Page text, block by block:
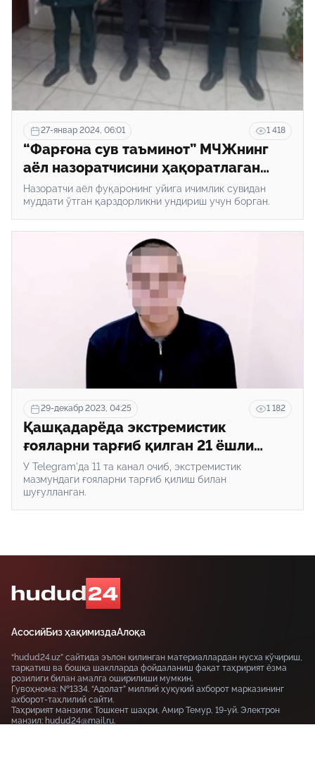
27-январ 2024, 06:01 1 418
“Фарғона сув таъминот” МЧЖнинг
аёл назоратчисини ҳақоратлаган
шахс қамалди. Майда безорилик
қандай жавобгарликка сабаб
бўлади?
Назоратчи аёл фуқаронинг уйига ичимлик сувидан
муддати ўтган қарздорликни ундириш учун борган.
29-декабр 2023, 04:25 1 182
Қашқадарёда экстремистик
ғояларни тарғиб қилган 21 ёшли
йигит қамалди
У Telegram'да 11 та канал очиб, экстремистик
мазмундаги ғояларни тарғиб қилиш билан
шуғулланган.
АсосийБиз ҳақимиздаАлоқа
“hudud24.uz” сайтида эълон қилинган материаллардан нусха кўчириш,
тарқатиш ва бошқа шаклларда фойдаланиш фақат таҳририят ёзма
розилиги билан амалга оширилиши мумкин.
Гувоҳнома: №1334. “Адолат” миллий ҳуқуқий ахборот марказининг
ахборот-таҳлилий сайти.
Таҳририят манзили: Тошкент шаҳри, Амир Темур, 19-уй. Электрон
манзил: hudud24@mail.ru.